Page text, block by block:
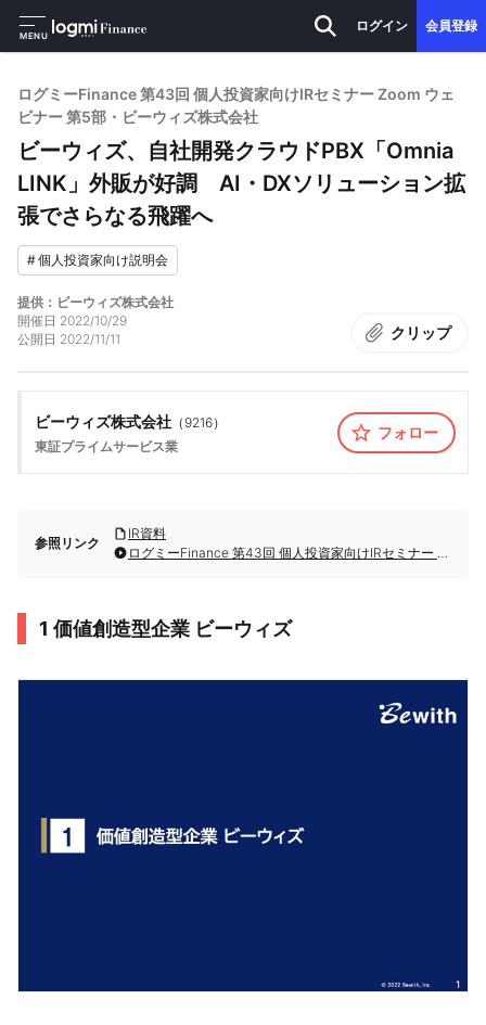
MENU
ログイン 会員登録
ログミーFinance 第43回 個人投資家向けIRセミナー Zoom ウェ
ビナー 第5部・ビーウィズ株式会社
ビーウィズ、自社開発クラウドPBX「Omnia
LINK」外販が好調 AI・DXソリューション拡
張でさらなる飛躍へ
#個人投資家向け説明会
提供：ビーウィズ株式会社
開催日 2022/10/29
公開日 2022/11/11 クリップ
ビーウィズ株式会社 （ 9216）
東証プライムサービス業
フォロー
参照リンク
IR資料
ログミーFinance 第43回 個人投資家向けIRセミナー Zoom ウェビナー 第5部・ビーウィズ株式会社
1 価値創造型企業 ビーウィズ